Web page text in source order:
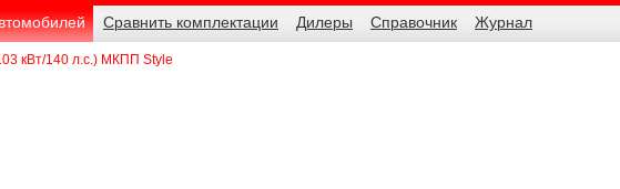
Сравнить комплектации Дилеры Справочник Журнал
кВт/140 л.с.) МКПП Style